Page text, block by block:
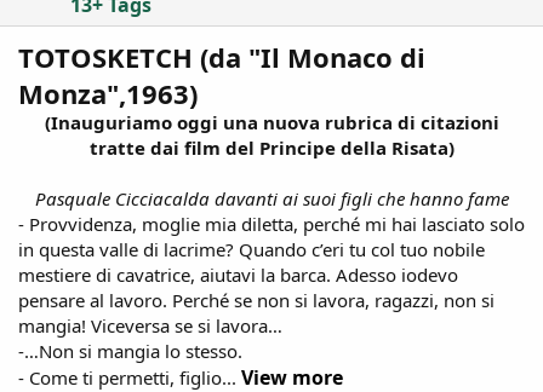
TOTOSKETCH (da "Il Monaco di
Monza",1963)
(Inauguriamo oggi una nuova rubrica di citazioni
tratte dai film del Principe della Risata)
Pasquale Cicciacalda davanti ai suoi figli che hanno fame
- Provvidenza, moglie mia diletta, perché mi hai lasciato solo
in questa valle di lacrime? Quando c’eri tu col tuo nobile
mestiere di cavatrice, aiutavi la barca. Adesso iodevo
pensare al lavoro. Perché se non si lavora, ragazzi, non si
mangia! Viceversa se si lavora…
-…Non si mangia lo stesso.
- Come ti permetti, figlio... View more